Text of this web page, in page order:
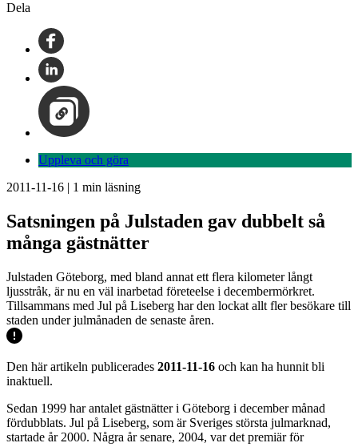
Dela
Uppleva och göra
2011-11-16 | 1 min läsning
Satsningen på Julstaden gav dubbelt så
många gästnätter
Julstaden Göteborg, med bland annat ett flera kilometer långt
ljusstråk, är nu en väl inarbetad företeelse i decembermörkret.
Tillsammans med Jul på Liseberg har den lockat allt fler besökare till
staden under julmånaden de senaste åren.
Den här artikeln publicerades 2011-11-16 och kan ha hunnit bli
inaktuell.
Sedan 1999 har antalet gästnätter i Göteborg i december månad
fördubblats. Jul på Liseberg, som är Sveriges största julmarknad,
startade år 2000. Några år senare, 2004, var det premiär för